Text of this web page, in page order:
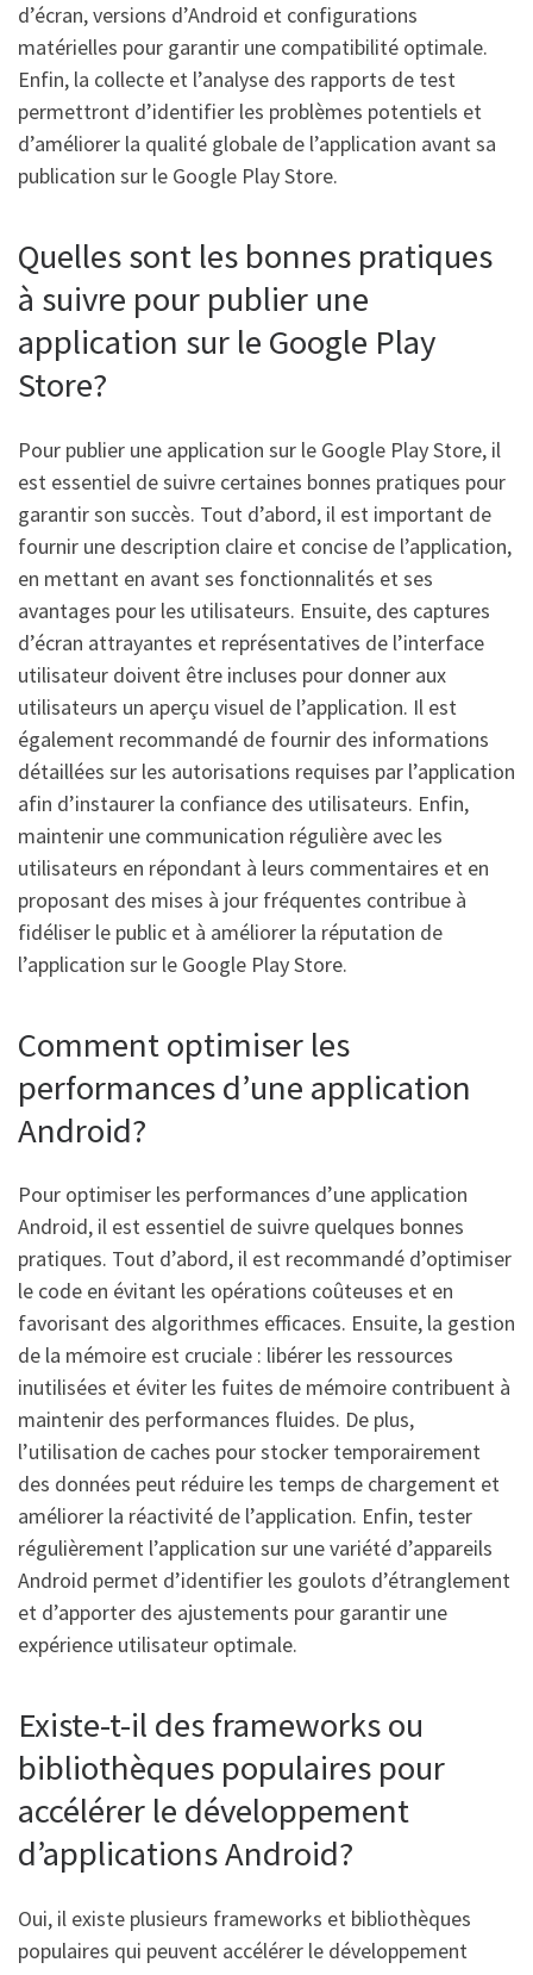
d’écran, versions d’Android et configurations
matérielles pour garantir une compatibilité optimale.
Enfin, la collecte et l’analyse des rapports de test
permettront d’identifier les problèmes potentiels et
d’améliorer la qualité globale de l’application avant sa
publication sur le Google Play Store.
Quelles sont les bonnes pratiques
à suivre pour publier une
application sur le Google Play
Store?
Pour publier une application sur le Google Play Store, il
est essentiel de suivre certaines bonnes pratiques pour
garantir son succès. Tout d’abord, il est important de
fournir une description claire et concise de l’application,
en mettant en avant ses fonctionnalités et ses
avantages pour les utilisateurs. Ensuite, des captures
d’écran attrayantes et représentatives de l’interface
utilisateur doivent être incluses pour donner aux
utilisateurs un aperçu visuel de l’application. Il est
également recommandé de fournir des informations
détaillées sur les autorisations requises par l’application
afin d’instaurer la confiance des utilisateurs. Enfin,
maintenir une communication régulière avec les
utilisateurs en répondant à leurs commentaires et en
proposant des mises à jour fréquentes contribue à
fidéliser le public et à améliorer la réputation de
l’application sur le Google Play Store.
Comment optimiser les
performances d’une application
Android?
Pour optimiser les performances d’une application
Android, il est essentiel de suivre quelques bonnes
pratiques. Tout d’abord, il est recommandé d’optimiser
le code en évitant les opérations coûteuses et en
favorisant des algorithmes efficaces. Ensuite, la gestion
de la mémoire est cruciale : libérer les ressources
inutilisées et éviter les fuites de mémoire contribuent à
maintenir des performances fluides. De plus,
l’utilisation de caches pour stocker temporairement
des données peut réduire les temps de chargement et
améliorer la réactivité de l’application. Enfin, tester
régulièrement l’application sur une variété d’appareils
Android permet d’identifier les goulots d’étranglement
et d’apporter des ajustements pour garantir une
expérience utilisateur optimale.
Existe-t-il des frameworks ou
bibliothèques populaires pour
accélérer le développement
d’applications Android?
Oui, il existe plusieurs frameworks et bibliothèques
populaires qui peuvent accélérer le développement